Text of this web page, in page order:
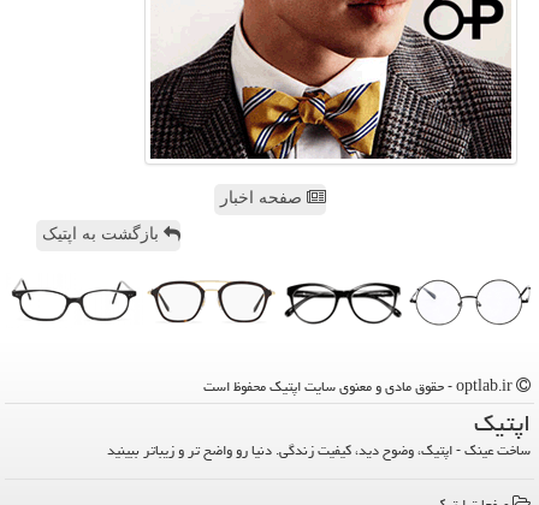
صفحه اخبار
بازگشت به اپتیک
اپتیك
ساخت عینک - اپتیک، وضوح دید، کیفیت زندگی. دنیا رو واضح تر و زیباتر ببینید